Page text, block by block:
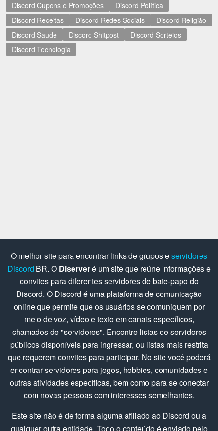
Discord Cupons e Promoções
Discord Política
Discord Receitas
Discord Redes Sociais
Discord Religião
Discord Saude
Discord Shitpost
Discord Sorteios
Discord Tecnologia
O melhor site para encontrar links de grupos eservidores
Discord BR. O Diserveré um site que reúne informações e
convites para diferentes servidores de bate-papo do
Discord. O Discord é uma plataforma de comunicação
online que permite que os usuários se comuniquem por
meio de voz, vídeo e texto em canais específicos,
chamados de "servidores". Encontre listas de servidores
públicos disponíveis para ingressar, ou listas mais restrita
que requerem convites para participar. No site você poderá
encontrar servidores para jogos, hobbies, comunidades e
outras atividades específicas, bem como para se conectar
com novas pessoas com interesses semelhantes.
Este site não é de forma alguma afiliado ao Discord ou a
qualquer outra entidade. Todo o conteúdo é enviado pelo